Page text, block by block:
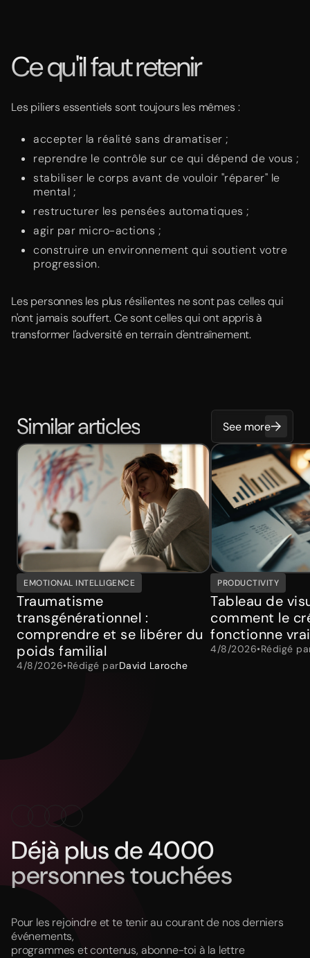
Ce qu'il faut retenir
Les piliers essentiels sont toujours les mêmes :
accepter la réalité sans dramatiser ;
reprendre le contrôle sur ce qui dépend de vous ;
stabiliser le corps avant de vouloir "réparer" le
mental ;
restructurer les pensées automatiques ;
agir par micro-actions ;
construire un environnement qui soutient votre
progression.
Les personnes les plus résilientes ne sont pas celles qui
n'ont jamais souffert. Ce sont celles qui ont appris à
transformer l'adversité en terrain d'entraînement.
Similar articles See more
EMOTIONAL INTELLIGENCE
Traumatisme
transgénérationnel :
comprendre et se libérer du
poids familial
4/8/2026•Rédigé parDavid Laroche
PRODUCTIVITY
Tableau de
comment le
fonctionne
4/8/2026•Rédigé
Déjà plus de 4000
personnes touchées
Pour les rejoindre et te tenir au courant de nos derniers
événements,
programmes et contenus, abonne-toi à la lettre